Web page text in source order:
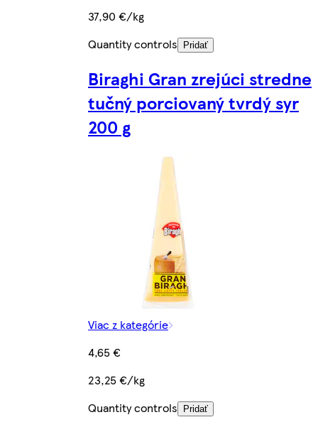
37,90 €/kg
Quantity controls
Pridať
Biraghi Gran zrejúci stredne
tučný porciovaný tvrdý syr
200 g
Viac z kategórie
4,65 €
23,25 €/kg
Quantity controls
Pridať